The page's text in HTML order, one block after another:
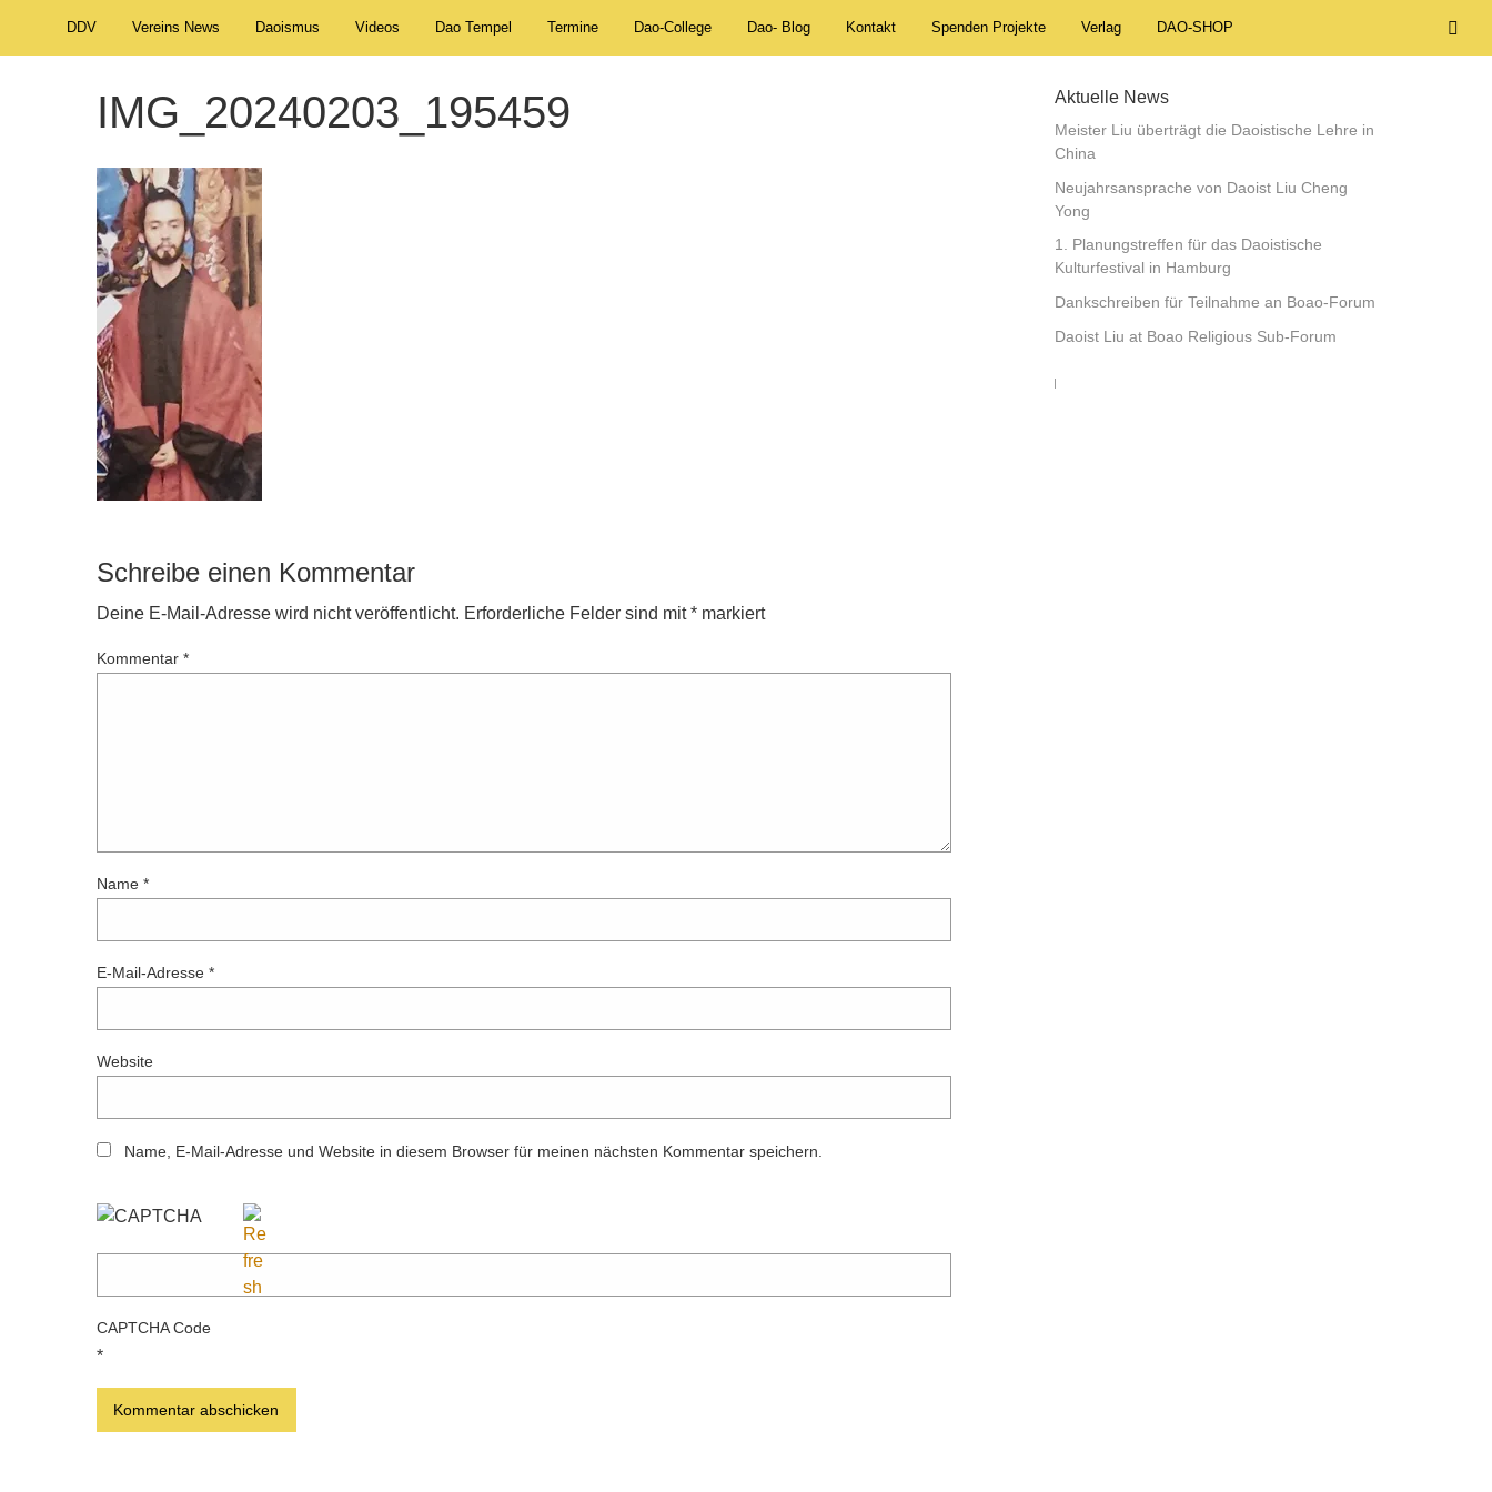
DDV Vereins News Daoismus Videos Dao Tempel Termine Dao-College Dao- Blog Kontakt Spenden Projekte Verlag DAO-SHOP
IMG_20240203_195459
Schreibe einen Kommentar
Deine E-Mail-Adresse wird nicht veröffentlicht. Erforderliche Felder sind mit* markiert
Kommentar *
Name *
E-Mail-Adresse *
Website
Name, E-Mail-Adresse und Website in diesem Browser für meinen nächsten Kommentar speichern.
CAPTCHA Code
*
Aktuelle News
Meister Liu überträgt die Daoistische Lehre in
China
Neujahrsansprache von Daoist Liu Cheng
Yong
1. Planungstreffen für das Daoistische
Kulturfestival in Hamburg
Dankschreiben für Teilnahme an Boao-Forum
Daoist Liu at Boao Religious Sub-Forum